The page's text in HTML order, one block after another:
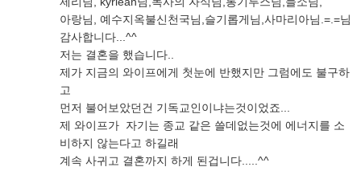
아랑님, 예수지옥불신천국님,슬기롭게님,사마리아님.=.=님
감사합니다...^^
저는 결혼을 했습니다..
제가 지금의 와이프에게 첫눈에 반했지만 그럼에도 불구하
고
먼저 불어보았던건 기독교인이냐는것이었죠...
제 와이프가 자기는 종교 같은 쓸데없는것에 에너지를 소
비하지 않는다고 하길래
계속 사귀고 결혼까지 하게 된겁니다.....^^